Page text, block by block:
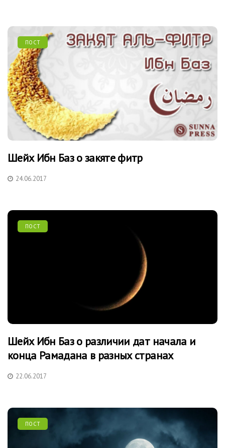
ПОСТ
Шейх Ибн Баз о закяте фитр
24.06.2017
ПОСТ
Шейх Ибн Баз о различии дат начала и
конца Рамадана в разных странах
22.06.2017
ПОСТ